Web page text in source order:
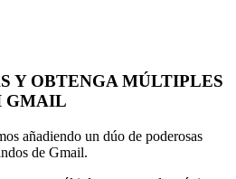
Y OBTENGA MÚLTIPLES
GMAIL
añadiendo un dúo de poderosas
de Gmail.